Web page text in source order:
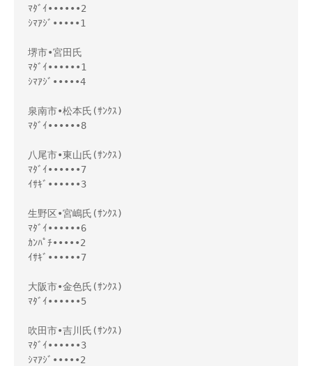
ﾏﾀﾞｲ••••••2
ｼﾏｱｼﾞ•••••1
堺市•宮田氏
ﾏﾀﾞｲ••••••1
ｼﾏｱｼﾞ•••••4
泉南市•松本氏(ｻﾝｸｽ)
ﾏﾀﾞｲ••••••8
八尾市•東山氏(ｻﾝｸｽ)
ﾏﾀﾞｲ••••••7
ｲｻｷﾞ••••••3
生野区•宮嶋氏(ｻﾝｸｽ)
ﾏﾀﾞｲ••••••6
ｶﾝﾊﾟﾁ•••••2
ｲｻｷﾞ••••••7
大阪市•金色氏(ｻﾝｸｽ)
ﾏﾀﾞｲ••••••5
吹田市•吉川氏(ｻﾝｸｽ)
ﾏﾀﾞｲ••••••3
ｼﾏｱｼﾞ•••••2